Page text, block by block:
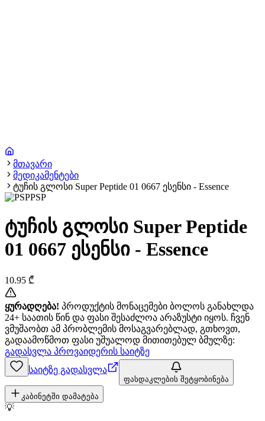
მთავარი
მედიკამენტები
ტუჩის გლოსი Super Peptide 01 0667 ესენსი - Essence
PSP
ტუჩის გლოსი Super Peptide
01 0667 ესენსი - Essence
10.95 ₾
ყურადღება! პროდუქტის მონაცემები ბოლოს განახლდა
24+ საათის წინ და ფასი შესაძლოა არაზუსტი იყოს. ჩვენ
ვმუშაობთ ამ პრობლემის მოსაგვარებლად, გთხოვთ,
გადაამოწმოთ ფასი უშუალოდ მითითებულ ბმულზე:
გადასვლა პროვაიდერის საიტზე
საიტზე გადასვლა
ფასდაკლების შეტყობინება
კაბინეტში დამატება
💡